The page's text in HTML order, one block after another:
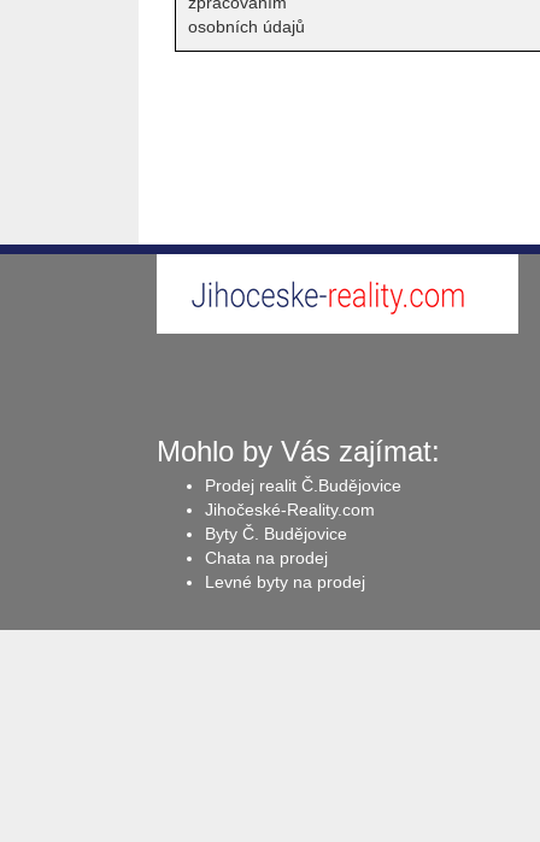
osobních údajů
Mohlo by Vás zajímat:
Prodej realit Č.Budějovice
Jihočeské-Reality.com
Byty Č. Budějovice
Chata na prodej
Levné byty na prodej